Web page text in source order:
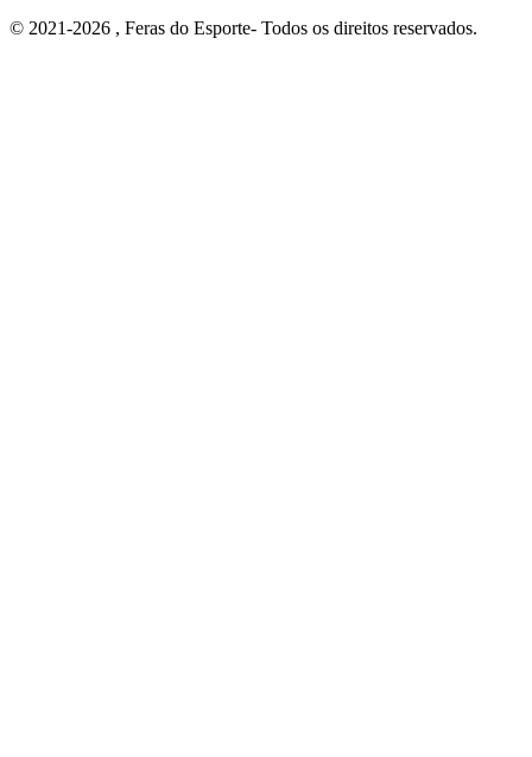
© 2021-2026 , Feras do Esporte- Todos os direitos reservados.